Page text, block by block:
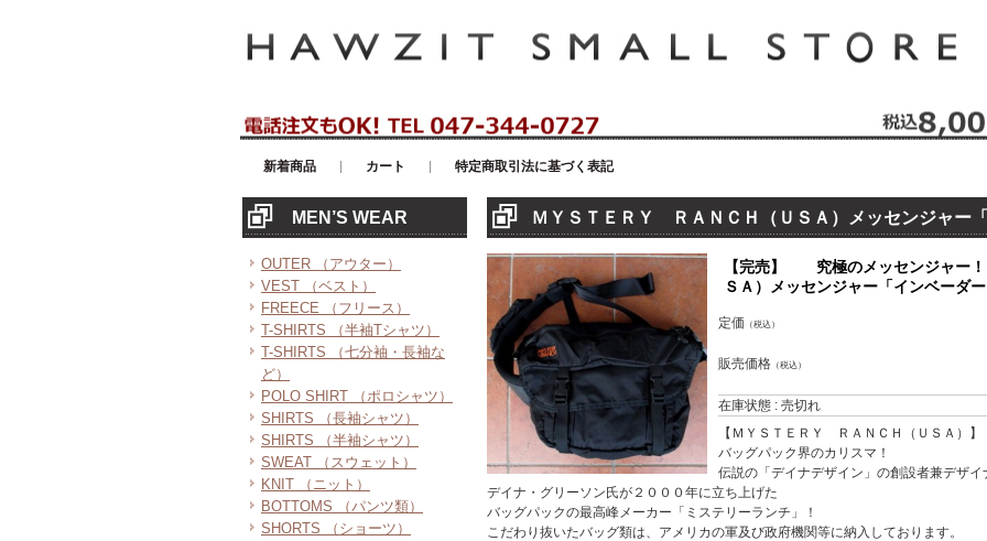
新着商品 カート 特定商取引法に基づく表記
MEN’S WEAR
OUTER （アウター）
VEST （ベスト）
FREECE （フリース）
T-SHIRTS （半袖Tシャツ）
T-SHIRTS （七分袖・長袖な
ど）
POLO SHIRT （ポロシャツ）
SHIRTS （長袖シャツ）
SHIRTS （半袖シャツ）
SWEAT （スウェット）
KNIT （ニット）
BOTTOMS （パンツ類）
SHORTS （ショーツ）
ＭＹＳＴＥＲＹ ＲＡＮＣＨ（ＵＳＡ）メッセンジャー「
【完売】 究極のメッセンジャー
ＳＡ）メッセンジャー「インベーダ
定価 （税込）
販売価格 （税込）
在庫状態 : 売切れ
【ＭＹＳＴＥＲＹ ＲＡＮＣＨ（ＵＳＡ）】
バッグパック界のカリスマ！
伝説の「デイナデザイン」の創設者兼デザイ
デイナ・グリーソン氏が２０００年に立ち上げた
バッグパックの最高峰メーカー「ミステリーランチ」！
こだわり抜いたバッグ類は、アメリカの軍及び政府機関等に納入しております。